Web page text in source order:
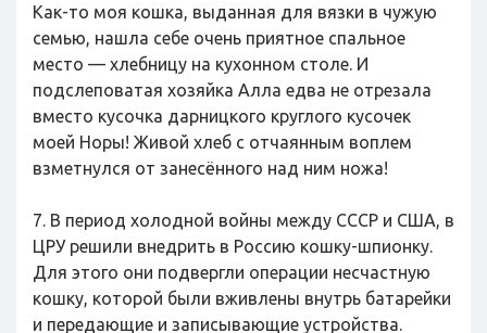
Как-то моя кошка, выданная для вязки в чужую
семью, нашла себе очень приятное спальное
место — хлебницу на кухонном столе. И
подслеповатая хозяйка Алла едва не отрезала
вместо кусочка дарницкого круглого кусочек
моей Норы! Живой хлеб с отчаянным воплем
взметнулся от занесённого над ним ножа!
7. В период холодной войны между СССР и США, в
ЦРУ решили внедрить в Россию кошку-шпионку.
Для этого они подвергли операции несчастную
кошку, которой были вживлены внутрь батарейки
и передающие и записывающие устройства.